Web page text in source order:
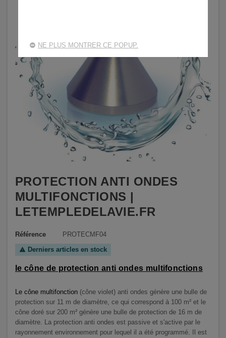
PROTECTION ANTI ONDES
MULTIFONCTIONS |
LETEMPLEDELAVIE.FR
Référence PROTECMF04
warning Derniers articles en stock
le cône de protection anti ondes multifonctions
Le cône multifonction (cône violet) anti ondes génère une bulle de
protection sur 11 m de diamètre, ce qui correspond à 100 m² et le
cône doré sur 200 m² génère une bulle de protection de 16 m de
diamètre. La protection anti ondes est passive et s'active par le
rayonnement environnement pour lequel il a été programmé. Il est
NE PLUS MONTRER CE POPUP.